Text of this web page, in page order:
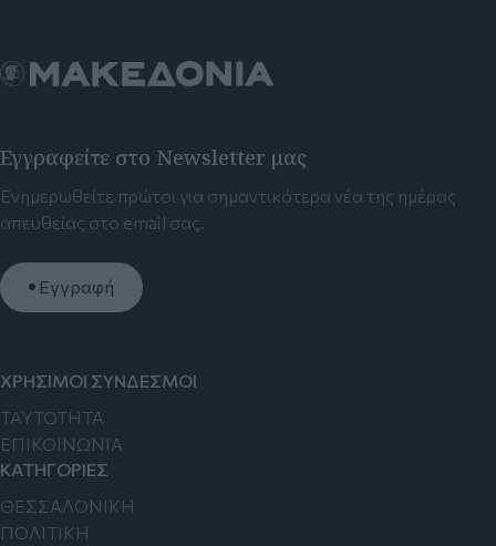
Εγγραφείτε στο Newsletter μας
Ενημερωθείτε πρώτοι για σημαντικότερα νέα της ημέρας
απευθείας στο email σας.
Εγγραφή
ΧΡΗΣΙΜΟΙ ΣΥΝΔΕΣΜΟΙ
TAYTOTHTA
ΕΠΙΚΟΙΝΩΝΙΑ
ΚΑΤΗΓΟΡΙΕΣ
ΘΕΣΣΑΛΟΝΙΚΗ
ΠΟΛΙΤΙΚΗ